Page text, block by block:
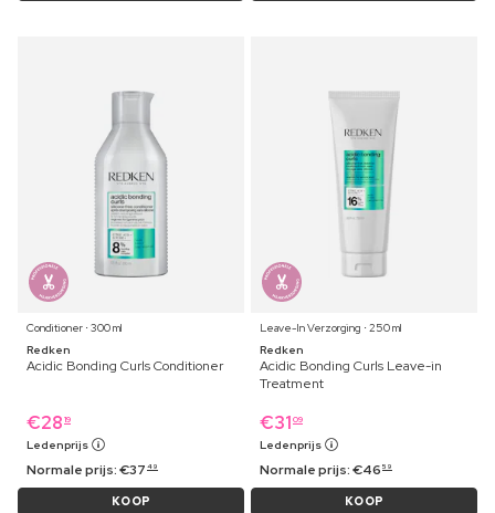
Conditioner ⋅ 300 ml
Redken
Acidic Bonding Curls Conditioner
€28 19
Ledenprijs
Normale prijs:€37 49
KOOP
Leave-In Verzorging ⋅ 250 ml
Redken
Acidic Bonding Curls Leave-in
Treatment
€31 09
Ledenprijs
Normale prijs:€46 59
KOOP